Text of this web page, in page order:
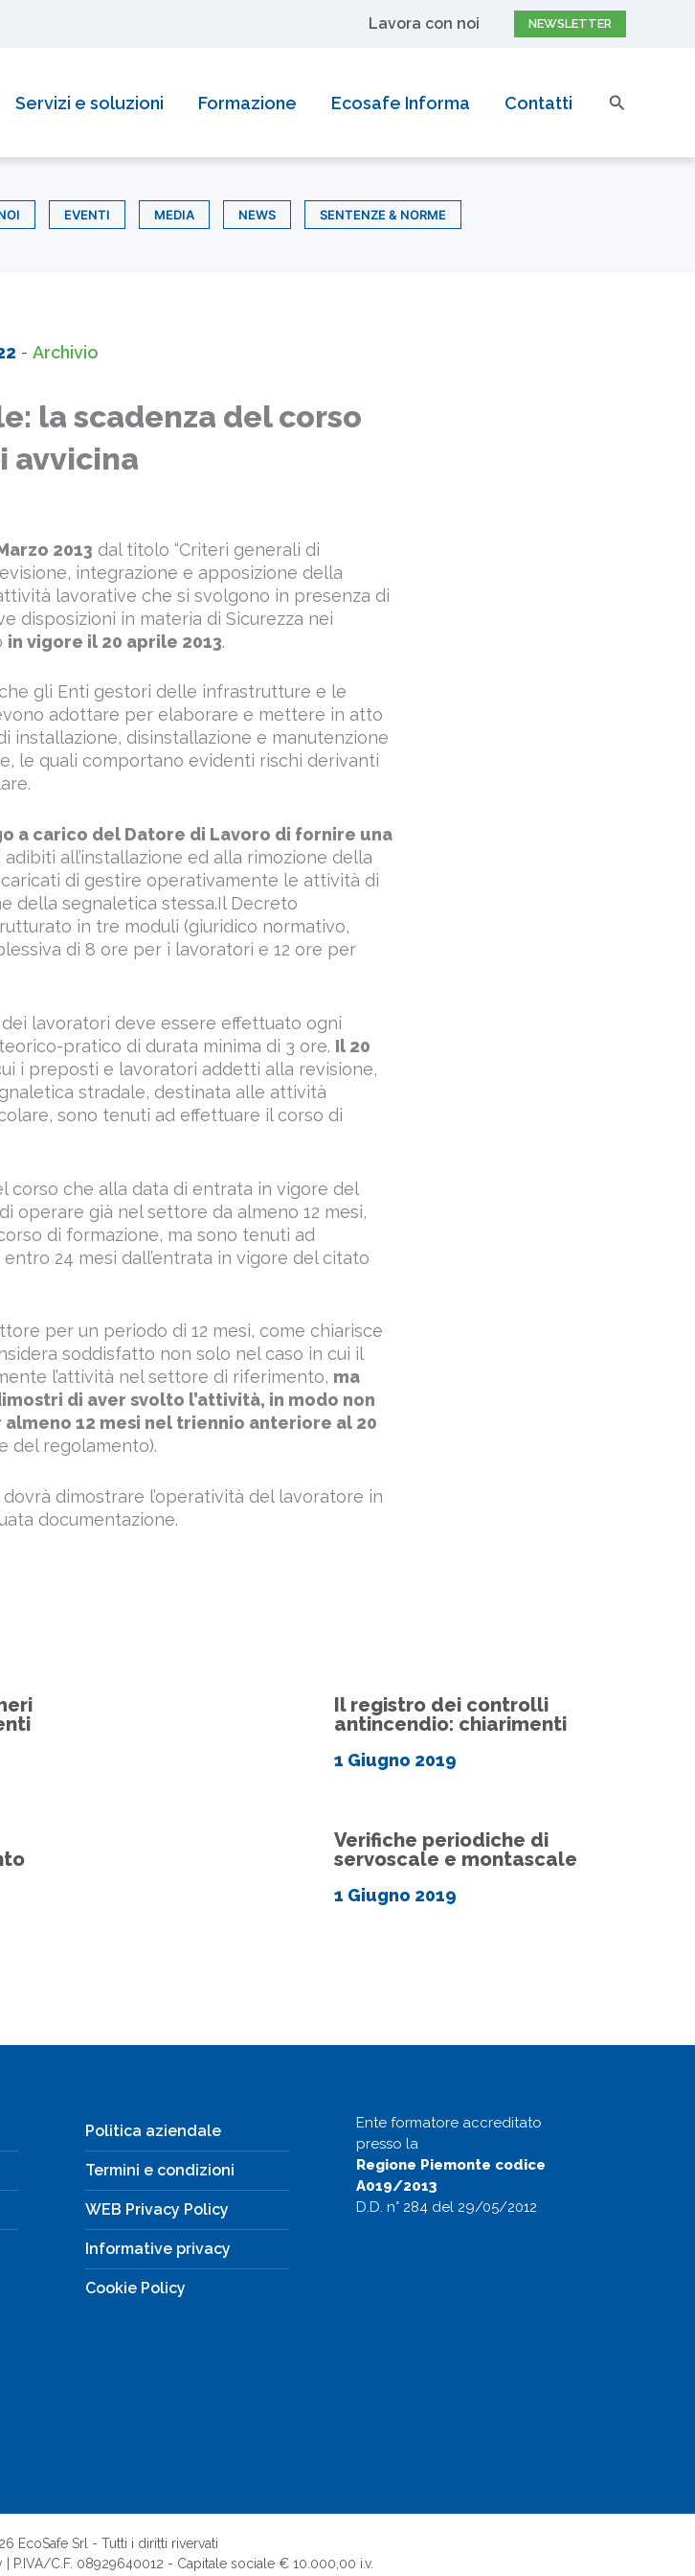
Lavora con noi NEWSLETTER
Servizi e soluzioni Formazione Ecosafe Informa Contatti Cerca
EVENTI MEDIA NEWS SENTENZE & NORME
- Archivio
la scadenza del corso
avvicina
2013 dal titolo “Criteri generali di
integrazione e apposizione della
lavorative che si svolgono in presenza di
disposizioni in materia di Sicurezza nei
in vigore il 20 aprile 2013.
che gli Enti gestori delle infrastrutture e le
adottare per elaborare e mettere in atto
installazione, disinstallazione e manutenzione
le quali comportano evidenti rischi derivanti
a carico del Datore di Lavoro di fornire una
adibiti all’installazione ed alla rimozione della
di gestire operativamente le attività di
della segnaletica stessa.Il Decreto
in tre moduli (giuridico normativo,
di 8 ore per i lavoratori e 12 ore per
lavoratori deve essere effettuato ogni
pratico di durata minima di 3 ore. Il 20
i preposti e lavoratori addetti alla revisione,
stradale, destinata alle attività
sono tenuti ad effettuare il corso di
che alla data di entrata in vigore del
operare già nel settore da almeno 12 mesi,
di formazione, ma sono tenuti ad
24 mesi dall’entrata in vigore del citato
per un periodo di 12 mesi, come chiarisce
soddisfatto non solo nel caso in cui il
l’attività nel settore di riferimento, ma
di aver svolto l’attività, in modo non
12 mesi nel triennio anteriore al 20
del regolamento).
dimostrare l’operatività del lavoratore in
documentazione.
Il registro dei controlli
antincendio: chiarimenti
1 Giugno 2019
Verifiche periodiche di
servoscale e montascale
1 Giugno 2019
Politica aziendale
Termini e condizioni
WEB Privacy Policy
Informative privacy
Cookie Policy
Ente formatore accreditato
presso la
Regione Piemonte codice
A019/2013
D.D. n° 284 del 29/05/2012
EcoSafe Srl - Tutti i diritti rivervati
P.IVA/C.F. 08929640012 - Capitale sociale € 10.000,00 i.v.